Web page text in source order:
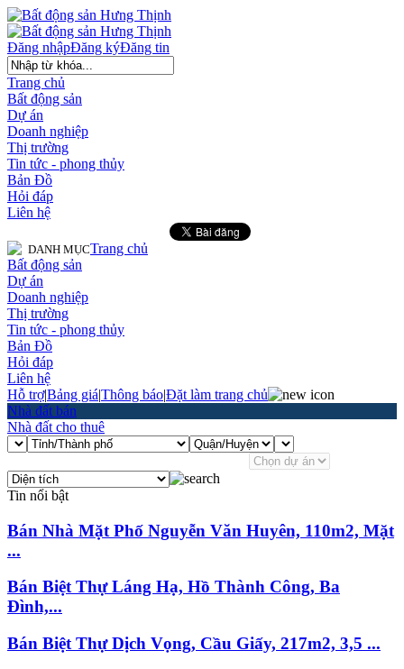
Đăng ký
Đăng nhập Đăng tin
Trang chủ
Bất động sản
Dự án
Doanh nghiệp
Thị trường
Tin tức - phong thủy
Bản Đồ
Hỏi đáp
Liên hệ
DANH MỤCTrang chủ
Bất động sản
Dự án
Doanh nghiệp
Thị trường
Tin tức - phong thủy
Bản Đồ
Hỏi đáp
Liên hệ
Hỗ trợ|Bảng giá|Thông báo|Đặt làm trang chủ
Nhà đất bán
Nhà đất cho thuê
Tin nổi bật
Bán Nhà Mặt Phố Nguyễn Văn Huyên, 110m2, Mặt
...
Bán Biệt Thự Láng Hạ, Hồ Thành Công, Ba
Đình,...
Bán Biệt Thự Dịch Vọng, Cầu Giấy, 217m2, 3,5 ...